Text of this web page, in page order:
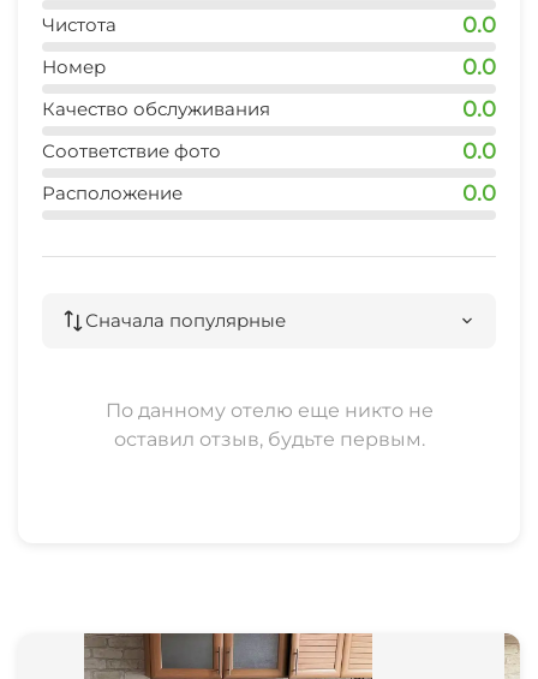
остановка общественного транспорта
8 мин
5 мин
Чистота 0.0
Номер 0.0
Качество обслуживания 0.0
Соответствие фото 0.0
Расположение 0.0
Сначала популярные
По данному отелю еще никто не
оставил отзыв, будьте первым.